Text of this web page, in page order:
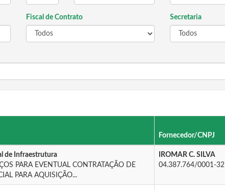
Fiscal de Contrato Secretaria
Fornecedor/CNPJ
de Infraestrutura
PARA EVENTUAL CONTRATAÇÃO DE
PARA AQUISIÇÃO...
IROMAR C. SILVA
04.387.764/0001-32